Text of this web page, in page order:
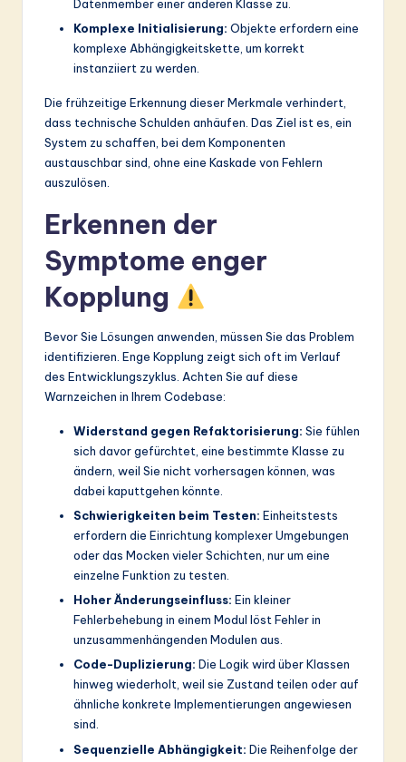
Datenmember einer anderen Klasse zu.
Komplexe Initialisierung: Objekte erfordern eine
komplexe Abhängigkeitskette, um korrekt
instanziiert zu werden.
Die frühzeitige Erkennung dieser Merkmale verhindert,
dass technische Schulden anhäufen. Das Ziel ist es, ein
System zu schaffen, bei dem Komponenten
austauschbar sind, ohne eine Kaskade von Fehlern
auszulösen.
Erkennen der
Symptome enger
Kopplung
Bevor Sie Lösungen anwenden, müssen Sie das Problem
identifizieren. Enge Kopplung zeigt sich oft im Verlauf
des Entwicklungszyklus. Achten Sie auf diese
Warnzeichen in Ihrem Codebase:
Widerstand gegen Refaktorisierung: Sie fühlen
sich davor gefürchtet, eine bestimmte Klasse zu
ändern, weil Sie nicht vorhersagen können, was
dabei kaputtgehen könnte.
Schwierigkeiten beim Testen: Einheitstests
erfordern die Einrichtung komplexer Umgebungen
oder das Mocken vieler Schichten, nur um eine
einzelne Funktion zu testen.
Hoher Änderungseinfluss: Ein kleiner
Fehlerbehebung in einem Modul löst Fehler in
unzusammenhängenden Modulen aus.
Code-Duplizierung: Die Logik wird über Klassen
hinweg wiederholt, weil sie Zustand teilen oder auf
ähnliche konkrete Implementierungen angewiesen
sind.
Sequenzielle Abhängigkeit: Die Reihenfolge der